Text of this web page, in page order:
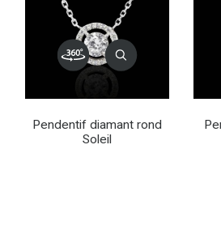
Pendentif diamant rond
Soleil